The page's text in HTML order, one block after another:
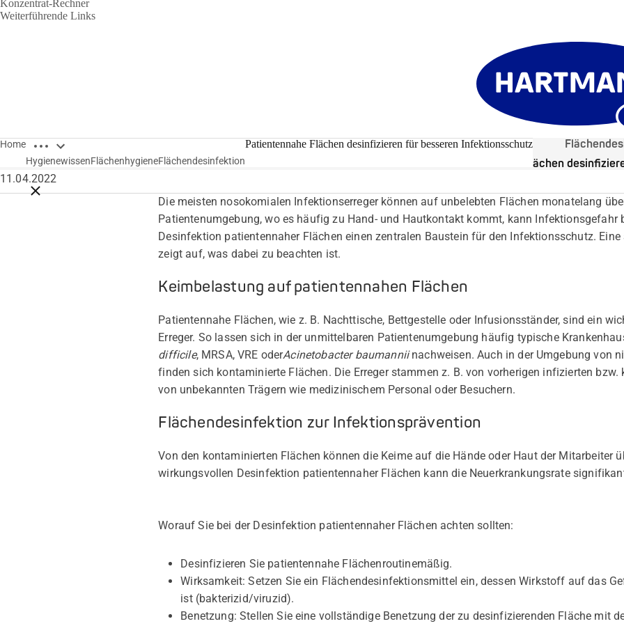
Konzentrat-Rechner
Weiterführende Links
Home Breadcrumbs öffnen
Breadcrumbs schließen
HygienewissenFlächenhygieneFlächendesinfektion
Patientennahe Flächen desinfizieren für besseren Infektionsschutz
Patientennahe Flächen
11.04.2022
Die meisten nosokomialen Infektionserreger können auf unbelebten Flächen monatelang
Patientenumgebung, wo es häufig zu Hand- und Hautkontakt kommt, kann Infektionsgefahr
Desinfektion patientennaher Flächen einen zentralen Baustein für den Infektionsschutz. Eine
zeigt auf, was dabei zu beachten ist.
Keimbelastung auf patientennahen Flächen
Patientennahe Flächen, wie z. B. Nachttische, Bettgestelle oder Infusionsständer, sind ein
Erreger. So lassen sich in der unmittelbaren Patientenumgebung häufig typische
difficile, MRSA, VRE oderAcinetobacter baumanniinachweisen. Auch in der Umgebung von
finden sich kontaminierte Flächen. Die Erreger stammen z. B. von vorherigen infizierten
von unbekannten Trägern wie medizinischem Personal oder Besuchern.
Flächendesinfektion zur Infektionsprävention
Von den kontaminierten Flächen können die Keime auf die Hände oder Haut der Mitarbeiter
wirkungsvollen Desinfektion patientennaher Flächen kann die Neuerkrankungsrate
Worauf Sie bei der Desinfektion patientennaher Flächen achten sollten:
Desinfizieren Sie patientennahe Flächenroutinemäßig.
Wirksamkeit: Setzen Sie ein Flächendesinfektionsmittel ein, dessen Wirkstoff auf das
ist (bakterizid/viruzid).
Benetzung: Stellen Sie eine vollständige Benetzung der zu desinfizierenden Fläche mit